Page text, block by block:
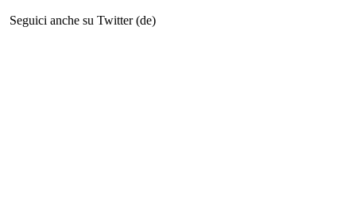
Seguici anche su Twitter (de)